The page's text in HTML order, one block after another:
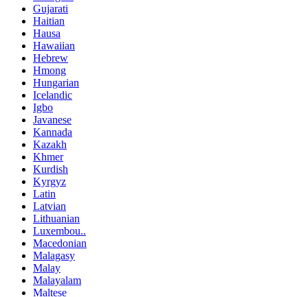
Gujarati
Haitian
Hausa
Hawaiian
Hebrew
Hmong
Hungarian
Icelandic
Igbo
Javanese
Kannada
Kazakh
Khmer
Kurdish
Kyrgyz
Latin
Latvian
Lithuanian
Luxembou..
Macedonian
Malagasy
Malay
Malayalam
Maltese